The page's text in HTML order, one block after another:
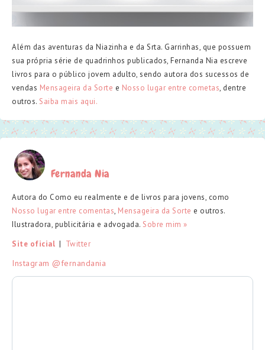
Além das aventuras da Niazinha e da Srta. Garrinhas, que possuem
sua própria série de quadrinhos publicados, Fernanda Nia escreve
livros para o público jovem adulto, sendo autora dos sucessos de
vendas Mensageira da Sorte e Nosso lugar entre cometas, dentre
outros. Saiba mais aqui.
Fernanda Nia
Autora do Como eu realmente e de livros para jovens, como
Nosso lugar entre comentas, Mensageira da Sorte e outros.
Ilustradora, publicitária e advogada. Sobre mim »
Site oficial
Twitter
Instagram @fernandania